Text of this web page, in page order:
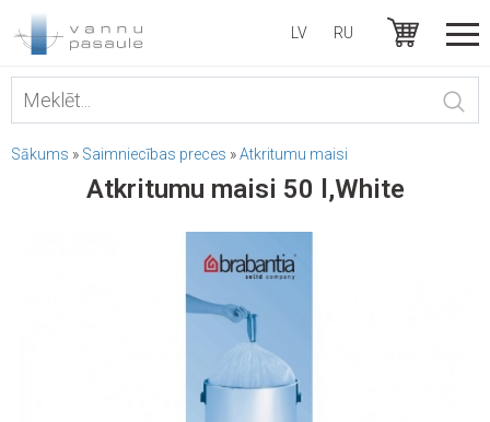
LV RU
Sākums » Saimniecības preces »Atkritumu maisi
Atkritumu maisi 50 l,White